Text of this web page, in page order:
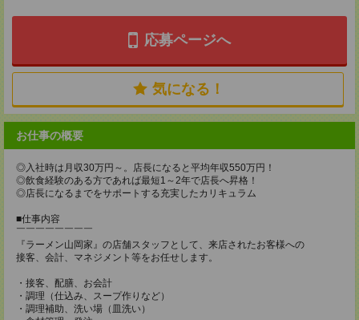
応募ページへ
気になる！
お仕事の概要
◎入社時は月収30万円～。店長になると平均年収550万円！
◎飲食経験のある方であれば最短1～2年で店長へ昇格！
◎店長になるまでをサポートする充実したカリキュラム
■仕事内容
￣￣￣￣￣￣￣￣
『ラーメン山岡家』の店舗スタッフとして、来店されたお客様への
接客、会計、マネジメント等をお任せします。
・接客、配膳、お会計
・調理（仕込み、スープ作りなど）
・調理補助、洗い場（皿洗い）